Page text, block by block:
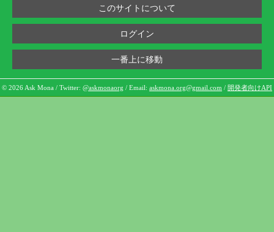
このサイトについて
ログイン
一番上に移動
© 2026 Ask Mona / Twitter: @askmonaorg / Email: askmona.org@gmail.com / 開発者向けAPI